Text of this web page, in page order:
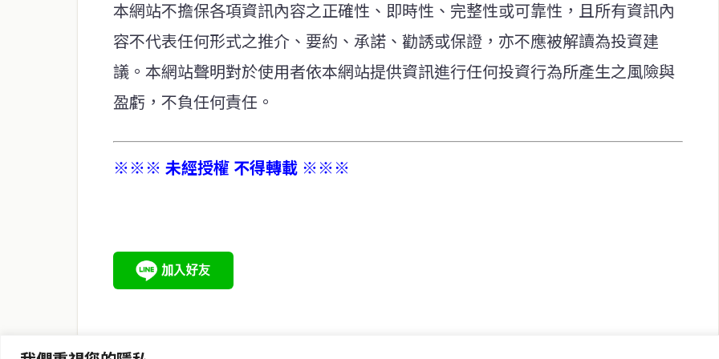
本網站不擔保各項資訊內容之正確性、即時性、完整性或可靠性，且所有資訊內
容不代表任何形式之推介、要約、承諾、勸誘或保證，亦不應被解讀為投資建
議。本網站聲明對於使用者依本網站提供資訊進行任何投資行為所產生之風險與
盈虧，不負任何責任。
※※※ 未經授權 不得轉載 ※※※
泰國當地政治、經濟、華人社群與社會時事，為在泰華人讀者提供即
時、客觀、多元的中文新聞內容。